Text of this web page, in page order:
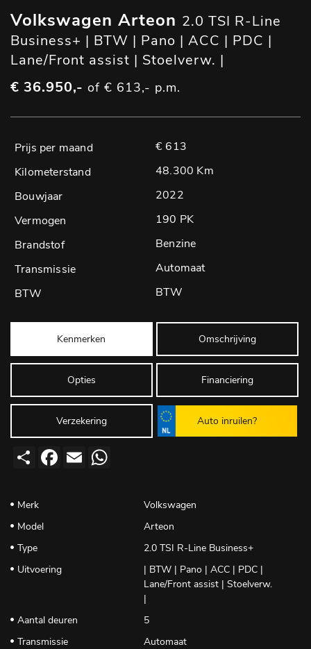
Volkswagen Arteon 2.0 TSI R-Line
Business+ | BTW | Pano | ACC | PDC |
Lane/Front assist | Stoelverw. |
€ 36.950,- of € 613,- p.m.
€ 613
48.300 Km
2022
190 PK
Benzine
Automaat
BTW
Kenmerken Omschrijving
Opties Financiering
Verzekering Auto inruilen?
Deel Facebook
Email
Merk
Volkswagen
Model
Arteon
Type
2.0 TSI R-Line Business+
Uitvoering
| BTW | Pano | ACC | PDC |
Lane/Front assist | Stoelverw.
|
Aantal deuren
5
Transmissie
Automaat